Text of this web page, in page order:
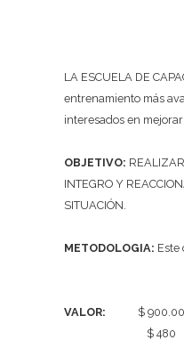
LA ESCUELA DE
entrenamiento más
interesados en
OBJETIVO:
INTEGRO Y
SITUACIÓN.
METODOLOGIA: Este
VALOR: $
$ 480 Dólares